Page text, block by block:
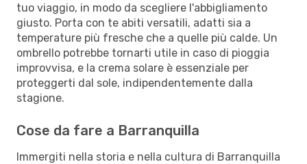
tuo viaggio, in modo da scegliere l'abbigliamento
giusto. Porta con te abiti versatili, adatti sia a
temperature più fresche che a quelle più calde. Un
ombrello potrebbe tornarti utile in caso di pioggia
improvvisa, e la crema solare è essenziale per
proteggerti dal sole, indipendentemente dalla
stagione.
Cose da fare a Barranquilla
Immergiti nella storia e nella cultura di Barranquilla